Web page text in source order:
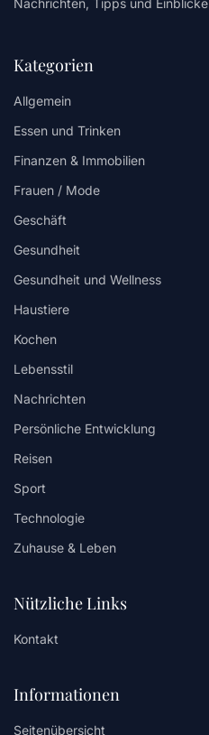
Kategorien
Allgemein
Essen und Trinken
Finanzen & Immobilien
Frauen / Mode
Geschäft
Gesundheit
Gesundheit und Wellness
Haustiere
Kochen
Lebensstil
Nachrichten
Persönliche Entwicklung
Reisen
Sport
Technologie
Zuhause & Leben
Nützliche Links
Kontakt
Informationen
Seitenübersicht